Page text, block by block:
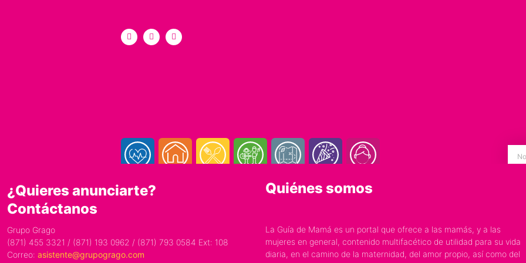
¿Quieres anunciarte?
Contáctanos
Grupo Grago
(871) 455 3321 / (871) 193 0962 / (871) 793 0584 Ext: 108
Correo: asistente@grupogrago.com
Quiénes somos
La Guía de Mamá es un portal que ofrece a las mamás, y a las
mujeres en general, contenido multifacético de utilidad para su vida
diaria, en el camino de la maternidad, del amor propio, así como del